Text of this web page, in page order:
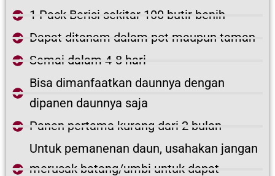
1 Pack Berisi sekitar 100 butir benih
Dapat ditanam dalam pot maupun taman
Semai dalam 4-8 hari
Bisa dimanfaatkan daunnya dengan
dipanen daunnya saja
Panen pertama kurang dari 2 bulan
Untuk pemanenan daun, usahakan jangan
merusak batang/umbi untuk dapat